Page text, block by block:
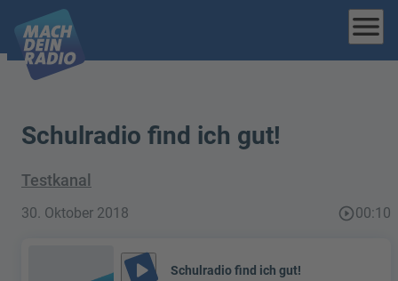
menu
Schulradio find ich gut!
Testkanal
30. Oktober 2018 play_circle_outline00:10
play_arrow Schulradio find ich gut!